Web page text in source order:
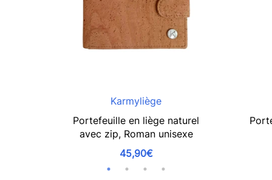
Karmyliège
Portefeuille en liège naturel
avec zip, Roman unisexe
45,90€